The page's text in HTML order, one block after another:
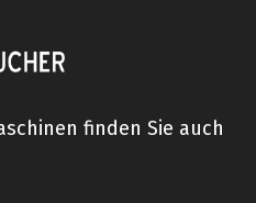
finden Sie auch